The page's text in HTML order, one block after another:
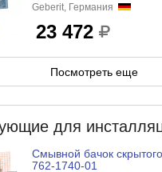
Geberit, Германия
23 472
Посмотреть еще
для
Смывной бачок
762-1740-01